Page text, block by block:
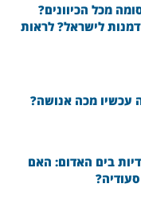
מכל הכיוונים?
לישראל? לראות
עכשיו מכה אנושה?
בים האדום: האם